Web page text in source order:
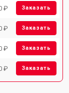
₽ Заказать
₽ Заказать
₽ Заказать
₽ Заказать